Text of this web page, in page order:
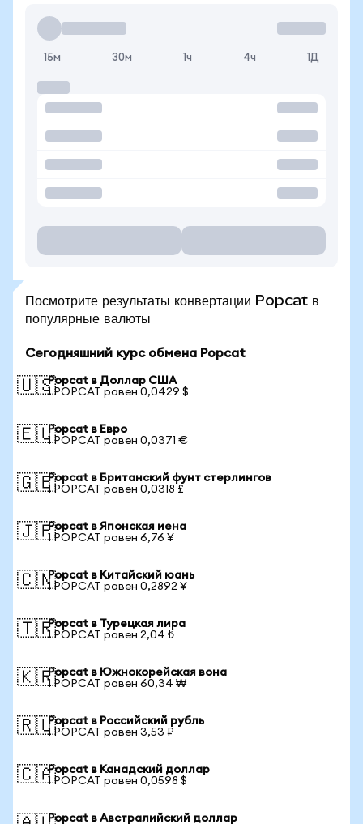
15м 30м 1ч 4ч 1Д
Посмотрите результаты конвертации Popcat в
популярные валюты
Сегодняшний курс обмена Popcat
🇺🇸Popcat в Доллар США
1 POPCAT равен 0,0429 $
🇪🇺Popcat в Евро
1 POPCAT равен 0,0371 €
🇬🇧Popcat в Британский фунт стерлингов
1 POPCAT равен 0,0318 £
🇯🇵Popcat в Японская иена
1 POPCAT равен 6,76 ¥
🇨🇳Popcat в Китайский юань
1 POPCAT равен 0,2892 ¥
🇹🇷Popcat в Турецкая лира
1 POPCAT равен 2,04 ₺
🇰🇷Popcat в Южнокорейская вона
1 POPCAT равен 60,34 ₩
🇷🇺Popcat в Российский рубль
1 POPCAT равен 3,53 ₽
🇨🇦Popcat в Канадский доллар
1 POPCAT равен 0,0598 $
Popcat в Австралийский доллар